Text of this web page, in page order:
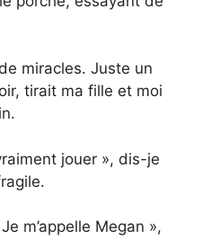
miracles. Juste un
tirait ma fille et moi
jouer », dis-je
m’appelle Megan »,